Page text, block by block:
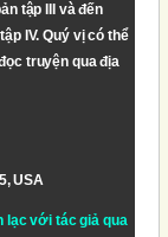
tập III và đến
IV. Quý vị có thể
truyện qua địa
USA
lạc với tác giả qua